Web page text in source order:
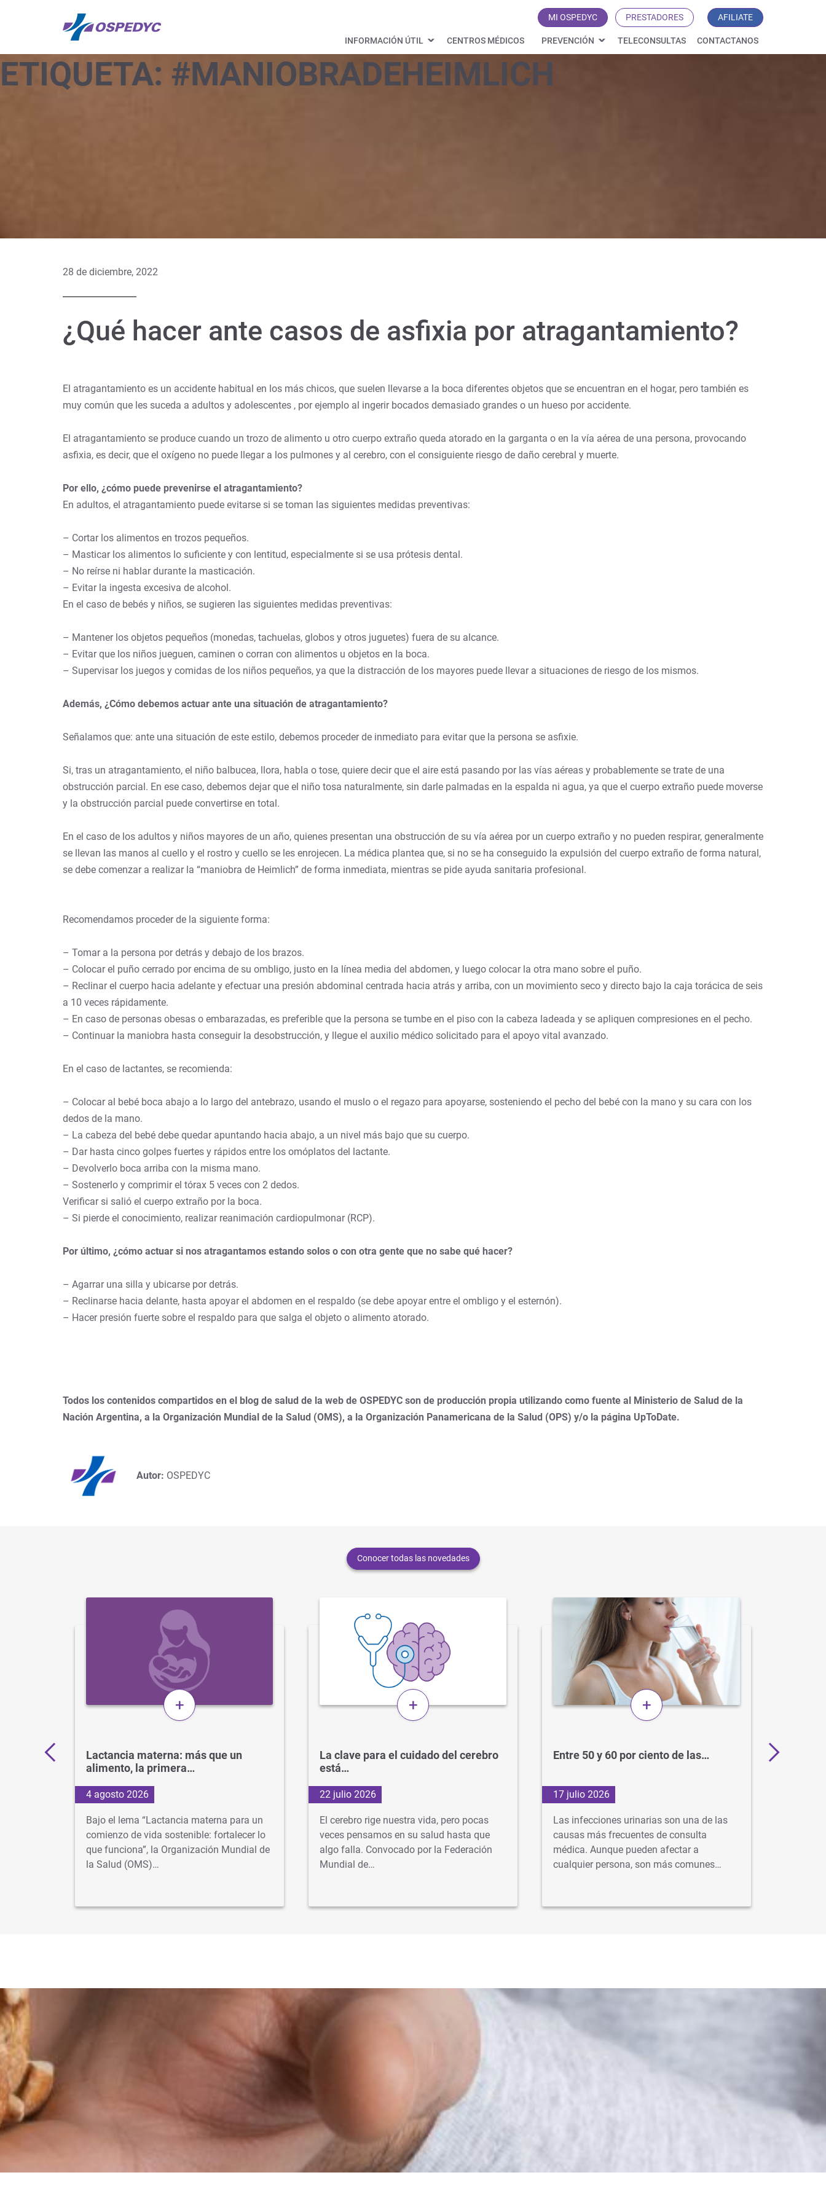
MI OSPEDYC PRESTADORES AFILIATE
INFORMACIÓN ÚTIL CENTROS MÉDICOS PREVENCIÓN TELECONSULTAS CONTACTANOS
ETIQUETA: #MANIOBRADEHEIMLICH
28 de diciembre, 2022
¿Qué hacer ante casos de asfixia por atragantamiento?
El atragantamiento es un accidente habitual en los más chicos, que suelen llevarse a la boca diferentes objetos que se encuentran en el hogar, pero también es
muy común que les suceda a adultos y adolescentes , por ejemplo al ingerir bocados demasiado grandes o un hueso por accidente.
El atragantamiento se produce cuando un trozo de alimento u otro cuerpo extraño queda atorado en la garganta o en la vía aérea de una persona, provocando
asfixia, es decir, que el oxígeno no puede llegar a los pulmones y al cerebro, con el consiguiente riesgo de daño cerebral y muerte.
Por ello, ¿cómo puede prevenirse el atragantamiento?
En adultos, el atragantamiento puede evitarse si se toman las siguientes medidas preventivas:
– Cortar los alimentos en trozos pequeños.
– Masticar los alimentos lo suficiente y con lentitud, especialmente si se usa prótesis dental.
– No reírse ni hablar durante la masticación.
– Evitar la ingesta excesiva de alcohol.
En el caso de bebés y niños, se sugieren las siguientes medidas preventivas:
– Mantener los objetos pequeños (monedas, tachuelas, globos y otros juguetes) fuera de su alcance.
– Evitar que los niños jueguen, caminen o corran con alimentos u objetos en la boca.
– Supervisar los juegos y comidas de los niños pequeños, ya que la distracción de los mayores puede llevar a situaciones de riesgo de los mismos.
Además, ¿Cómo debemos actuar ante una situación de atragantamiento?
Señalamos que: ante una situación de este estilo, debemos proceder de inmediato para evitar que la persona se asfixie.
Si, tras un atragantamiento, el niño balbucea, llora, habla o tose, quiere decir que el aire está pasando por las vías aéreas y probablemente se trate de una
obstrucción parcial. En ese caso, debemos dejar que el niño tosa naturalmente, sin darle palmadas en la espalda ni agua, ya que el cuerpo extraño puede moverse
y la obstrucción parcial puede convertirse en total.
En el caso de los adultos y niños mayores de un año, quienes presentan una obstrucción de su vía aérea por un cuerpo extraño y no pueden respirar, generalmente
se llevan las manos al cuello y el rostro y cuello se les enrojecen. La médica plantea que, si no se ha conseguido la expulsión del cuerpo extraño de forma natural,
se debe comenzar a realizar la “maniobra de Heimlich” de forma inmediata, mientras se pide ayuda sanitaria profesional.
Recomendamos proceder de la siguiente forma:
– Tomar a la persona por detrás y debajo de los brazos.
– Colocar el puño cerrado por encima de su ombligo, justo en la línea media del abdomen, y luego colocar la otra mano sobre el puño.
– Reclinar el cuerpo hacia adelante y efectuar una presión abdominal centrada hacia atrás y arriba, con un movimiento seco y directo bajo la caja torácica de seis
a 10 veces rápidamente.
– En caso de personas obesas o embarazadas, es preferible que la persona se tumbe en el piso con la cabeza ladeada y se apliquen compresiones en el pecho.
– Continuar la maniobra hasta conseguir la desobstrucción, y llegue el auxilio médico solicitado para el apoyo vital avanzado.
En el caso de lactantes, se recomienda:
– Colocar al bebé boca abajo a lo largo del antebrazo, usando el muslo o el regazo para apoyarse, sosteniendo el pecho del bebé con la mano y su cara con los
dedos de la mano.
– La cabeza del bebé debe quedar apuntando hacia abajo, a un nivel más bajo que su cuerpo.
– Dar hasta cinco golpes fuertes y rápidos entre los omóplatos del lactante.
– Devolverlo boca arriba con la misma mano.
– Sostenerlo y comprimir el tórax 5 veces con 2 dedos.
Verificar si salió el cuerpo extraño por la boca.
– Si pierde el conocimiento, realizar reanimación cardiopulmonar (RCP).
Por último, ¿cómo actuar si nos atragantamos estando solos o con otra gente que no sabe qué hacer?
– Agarrar una silla y ubicarse por detrás.
– Reclinarse hacia delante, hasta apoyar el abdomen en el respaldo (se debe apoyar entre el ombligo y el esternón).
– Hacer presión fuerte sobre el respaldo para que salga el objeto o alimento atorado.
Todos los contenidos compartidos en el blog de salud de la web de OSPEDYC son de producción propia utilizando como fuente al Ministerio de Salud de la
Nación Argentina, a la Organización Mundial de la Salud (OMS), a la Organización Panamericana de la Salud (OPS) y/o la página UpToDate.
Autor: OSPEDYC
Conocer todas las novedades
+
Lactancia materna: más que un
alimento, la primera…
4 agosto 2026
Bajo el lema “Lactancia materna para un
comienzo de vida sostenible: fortalecer lo
que funciona”, la Organización Mundial de
la Salud (OMS)…
+
La clave para el cuidado del cerebro
está…
22 julio 2026
El cerebro rige nuestra vida, pero pocas
veces pensamos en su salud hasta que
algo falla. Convocado por la Federación
Mundial de…
+
Entre 50 y 60 por ciento de las…
17 julio 2026
Las infecciones urinarias son una de las
causas más frecuentes de consulta
médica. Aunque pueden afectar a
cualquier persona, son más comunes…